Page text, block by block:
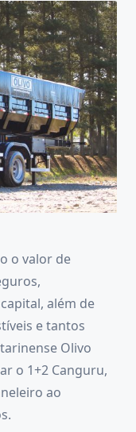
o valor de
além de
e tantos
Olivo
o 1+2 Canguru,
ao